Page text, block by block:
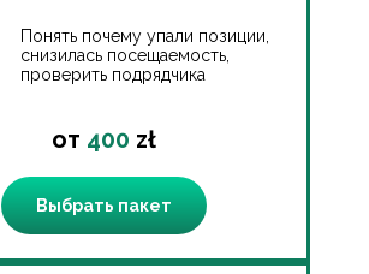
Понять почему упали позиции,
снизилась посещаемость,
проверить подрядчика
от 400 zł
Выбрать пакет